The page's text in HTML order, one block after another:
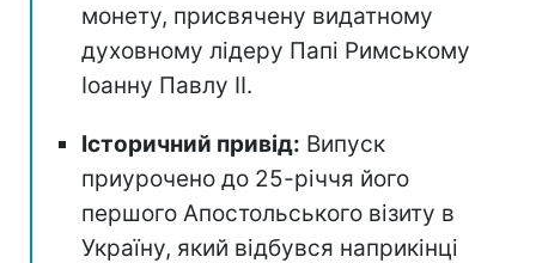
монету, присвячену видатному
духовному лідеру Папі Римському
Іоанну Павлу II.
Історичний привід: Випуск
приурочено до 25-річчя його
першого Апостольського візиту в
Україну, який відбувся наприкінці